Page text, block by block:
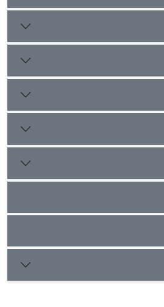
«دارالصناعه» می‌نامیدند، صنعت
فتوحات دریایی، بعدها نقش
اقتصادی، اجتماعی و فرهنگی
جهان داشت.